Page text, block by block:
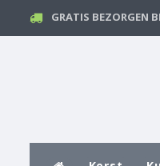
GRATIS BEZORGEN